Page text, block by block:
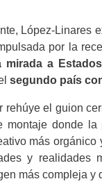
López-
por la
mirada a
segundo país
rehúye el guion
donde
más
y realidades
más compleja